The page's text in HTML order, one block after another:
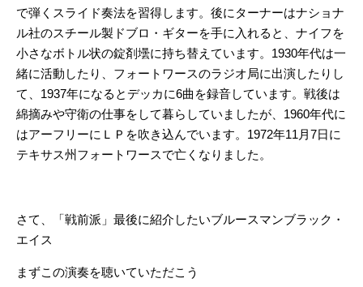
で弾くスライド奏法を習得します。後にターナーはナショナ
ル社のスチール製ドブロ・ギターを手に入れると、ナイフを
小さなボトル状の錠剤壜に持ち替えています。1930年代は一
緒に活動したり、フォートワースのラジオ局に出演したりし
て、1937年になるとデッカに6曲を録音しています。戦後は
綿摘みや守衛の仕事をして暮らしていましたが、1960年代に
はアーフリーにＬＰを吹き込んでいます。1972年11月7日に
テキサス州フォートワースで亡くなりました。
さて、「戦前派」最後に紹介したいブルースマンブラック・
エイス
まずこの演奏を聴いていただこう